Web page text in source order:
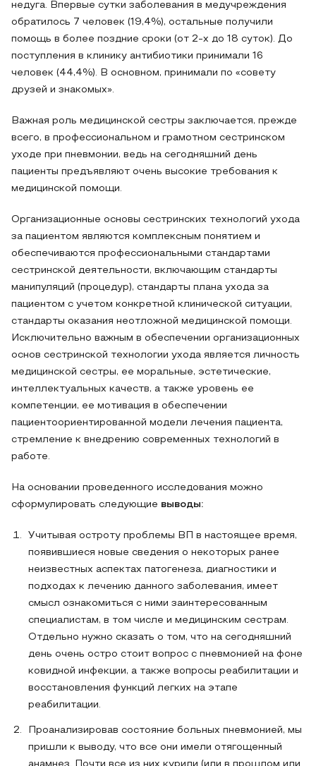
недуга. Впервые сутки заболевания в медучреждения
обратилось 7 человек (19,4%), остальные получили
помощь в более поздние сроки (от 2-х до 18 суток). До
поступления в клинику антибиотики принимали 16
человек (44,4%). В основном, принимали по «совету
друзей и знакомых».
Важная роль медицинской сестры заключается, прежде
всего, в профессиональном и грамотном сестринском
уходе при пневмонии, ведь на сегодняшний день
пациенты предъявляют очень высокие требования к
медицинской помощи.
Организационные основы сестринских технологий ухода
за пациентом являются комплексным понятием и
обеспечиваются профессиональными стандартами
сестринской деятельности, включающим стандарты
манипуляций (процедур), стандарты плана ухода за
пациентом с учетом конкретной клинической ситуации,
стандарты оказания неотложной медицинской помощи.
Исключительно важным в обеспечении организационных
основ сестринской технологии ухода является личность
медицинской сестры, ее моральные, эстетические,
интеллектуальных качеств, а также уровень ее
компетенции, ее мотивация в обеспечении
пациентоориентированной модели лечения пациента,
стремление к внедрению современных технологий в
работе.
На основании проведенного исследования можно
сформулировать следующие выводы:
Учитывая остроту проблемы ВП в настоящее время,
появившиеся новые сведения о некоторых ранее
неизвестных аспектах патогенеза, диагностики и
подходах к лечению данного заболевания, имеет
смысл ознакомиться с ними заинтересованным
специалистам, в том числе и медицинским сестрам.
Отдельно нужно сказать о том, что на сегодняшний
день очень остро стоит вопрос с пневмонией на фоне
ковидной инфекции, а также вопросы реабилитации и
восстановления функций легких на этапе
реабилитации.
Проанализировав состояние больных пневмонией, мы
пришли к выводу, что все они имели отягощенный